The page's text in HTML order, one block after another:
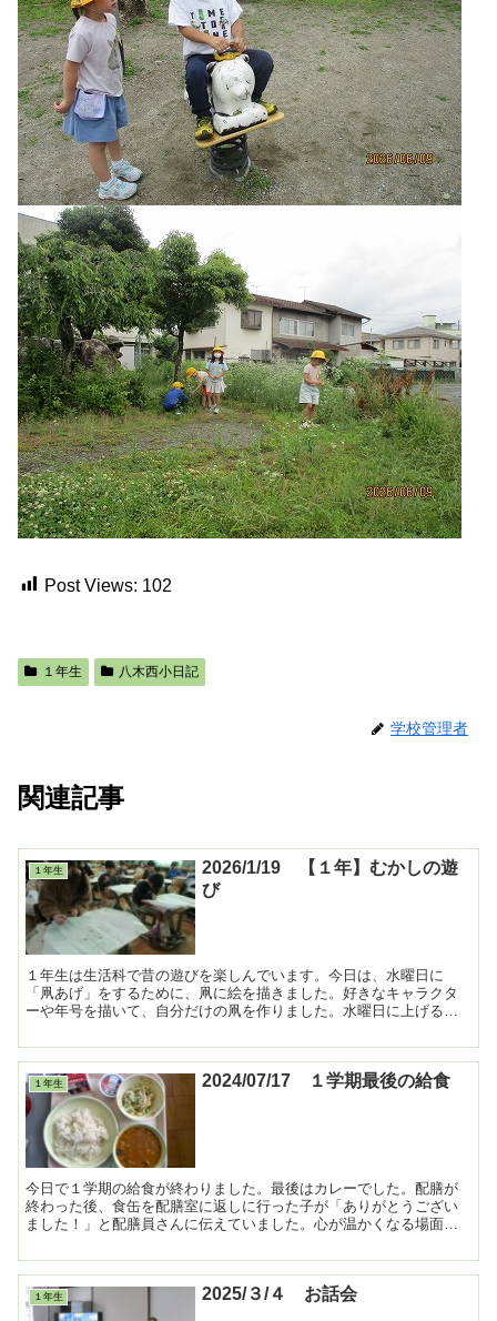
Post Views: 102
１年生 八木西小日記
学校管理者
関連記事
１年生
2026/1/19 【１年】むかしの遊
び
１年生は生活科で昔の遊びを楽しんでいます。今日は、水曜日に
「凧あげ」をするために、凧に絵を描きました。好きなキャラクタ
ーや年号を描いて、自分だけの凧を作りました。水曜日に上げるの
１年生 2024/07/17 １学期最後の給食
今日で１学期の給食が終わりました。最後はカレーでした。配膳が
終わった後、食缶を配膳室に返しに行った子が「ありがとうござい
ました！」と配膳員さんに伝えていました。心が温かくなる場面で
１年生 2025/３/４ お話会